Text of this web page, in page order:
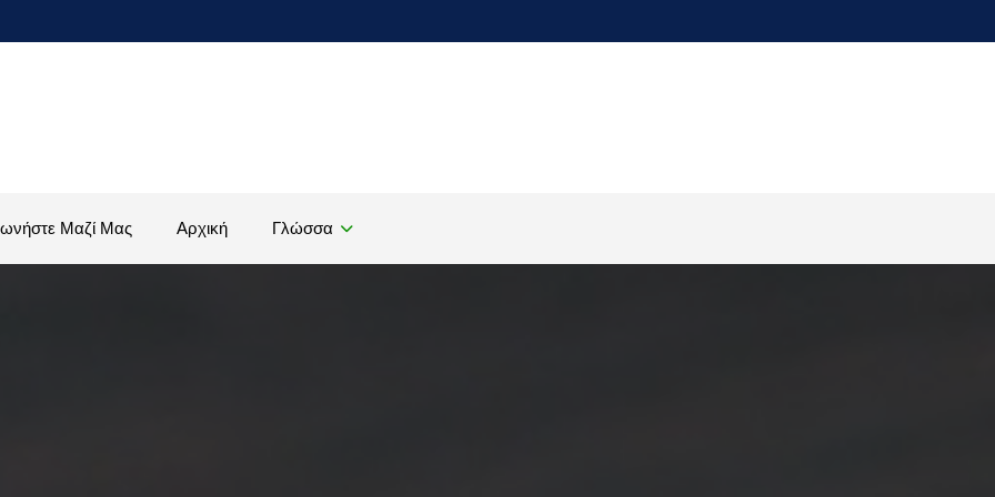
Μαζί Μας Αρχική Γλώσσα